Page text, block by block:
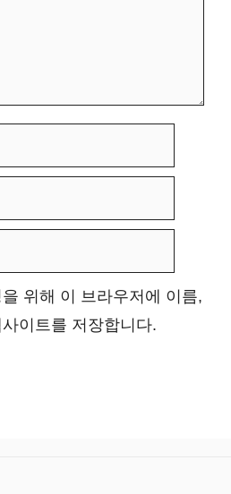
위해 이 브라우저에 이름,
이트를 저장합니다.